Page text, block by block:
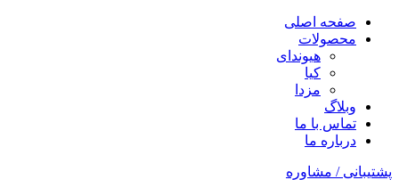
صفحه اصلی
محصولات
هیوندای
کیا
مزدا
وبلاگ
تماس با ما
درباره ما
پشتیبانی / مشاوره